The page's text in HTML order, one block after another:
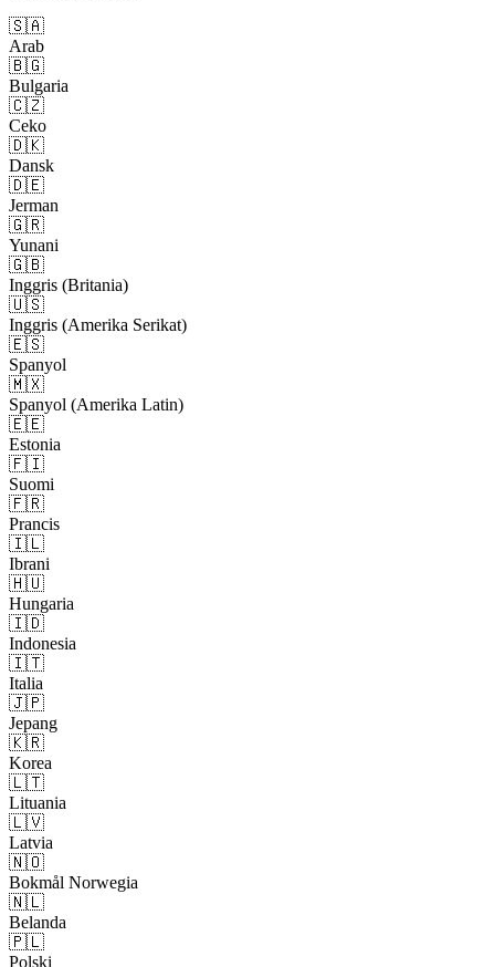
🇸🇦
Arab
🇧🇬
Bulgaria
🇨🇿
Ceko
🇩🇰
Dansk
🇩🇪
Jerman
🇬🇷
Yunani
🇬🇧
Inggris (Britania)
🇺🇸
Inggris (Amerika Serikat)
🇪🇸
Spanyol
🇲🇽
Spanyol (Amerika Latin)
🇪🇪
Estonia
🇫🇮
Suomi
🇫🇷
Prancis
🇮🇱
Ibrani
🇭🇺
Hungaria
🇮🇩
Indonesia
🇮🇹
Italia
🇯🇵
Jepang
🇰🇷
Korea
🇱🇹
Lituania
🇱🇻
Latvia
🇳🇴
Bokmål Norwegia
🇳🇱
Belanda
🇵🇱
Polski